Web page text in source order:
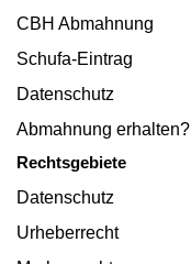
CBH Abmahnung
Schufa-Eintrag
Datenschutz
Abmahnung erhalten?
Rechtsgebiete
Datenschutz
Urheberrecht